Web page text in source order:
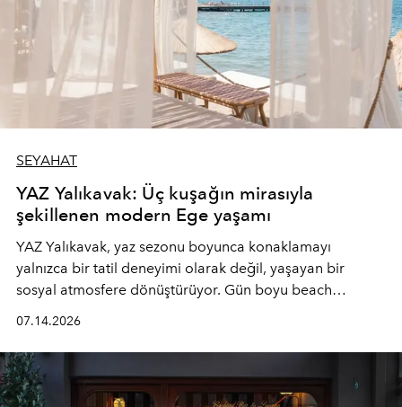
SEYAHAT
YAZ Yalıkavak: Üç kuşağın mirasıyla
şekillenen modern Ege yaşamı
YAZ Yalıkavak, yaz sezonu boyunca konaklamayı
yalnızca bir tatil deneyimi olarak değil, yaşayan bir
sosyal atmosfere dönüştürüyor. Gün boyu beach
mutfağını modern dokunuşlarla müzikle buluşturan
tematik gastronomi geceleri misafirlerle buluşuyor.
Paylaşıma, lezzete ve müziğe odaklanan bu özel
07.14.2026